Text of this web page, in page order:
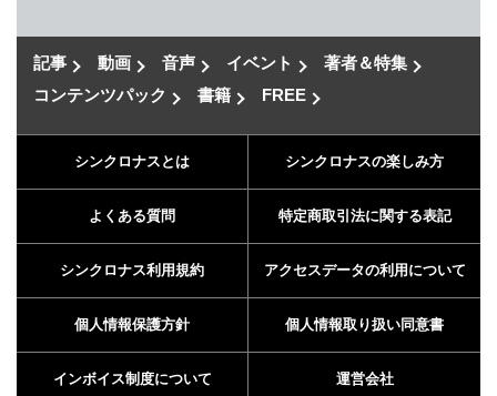
記事 動画 音声 イベント
著者＆特集
コンテンツパック
書籍 FREE
シンクロナスとは シンクロナスの楽しみ方
よくある質問 特定商取引法に関する表記
シンクロナス利用規約 アクセスデータの利用について
個人情報保護方針 個人情報取り扱い同意書
インボイス制度について 運営会社